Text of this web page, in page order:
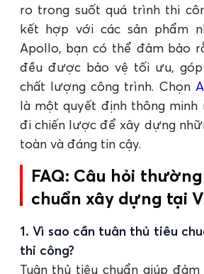
ro trong suốt quá trình thi
kết hợp với các sản phẩm
Apollo, bạn có thể đảm bảo
đều được bảo vệ tối ưu, góp
chất lượng công trình. Chọn
là một quyết định thông
đi chiến lược để xây dựng
toàn và đáng tin cậy.
FAQ: Câu hỏi
chuẩn xây dựng tại
1. Vì sao cần tuân thủ tiêu
thi công?
Tuân thủ tiêu chuẩn giúp